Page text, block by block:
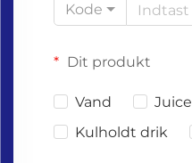
Kode
Dit produkt
Vand
Juice
Kulholdt drik